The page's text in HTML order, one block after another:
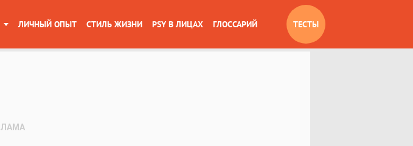
ЛИЧНЫЙ ОПЫТ СТИЛЬ ЖИЗНИ PSY В ЛИЦАХ ГЛОССАРИЙ ТЕСТЫ